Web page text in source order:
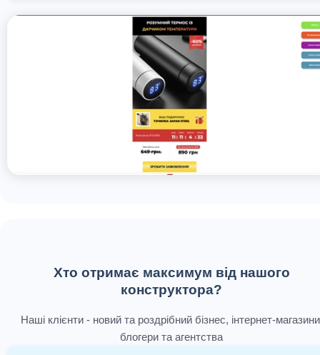
Хто отримає максимум від нашого
конструктора?
Наші клієнти - новий та роздрібний бізнес, інтернет-
блогери та агентства